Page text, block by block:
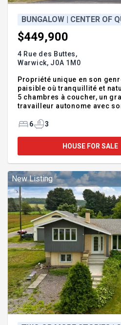
BUNGALOW | CENTER OF
$449,900
4 Rue des Buttes,
Warwick, J0A 1M0
Propriété unique en son
paisible où tranquillité et
5 chambres à coucher, un
travailleur autonome avec
impressionne par ses vastes
distinctif et son
une propriété hors du
famille, tandis que le garage
une touche de praticité
6 3
HOUSE FOR SALE
New Listing